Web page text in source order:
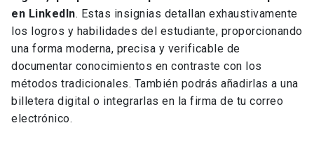
en LinkedIn. Estas insignias detallan exhaustivamente
los logros y habilidades del estudiante, proporcionando
una forma moderna, precisa y verificable de
documentar conocimientos en contraste con los
métodos tradicionales. También podrás añadirlas a una
billetera digital o integrarlas en la firma de tu correo
electrónico.